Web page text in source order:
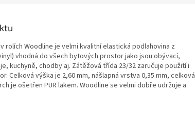
rolích Woodline je velmi kvalitní elastická podlahovina z
vhodná do všech bytových prostor jako jsou obývací,
kuchyně, chodby aj. Zátěžová třída 23/32 zaručuje použití i
Celková výška je 2,60 mm, nášlapná vrstva 0,35 mm, celková
je ošetřen PUR lakem. Woodline se velmi dobře udržuje a